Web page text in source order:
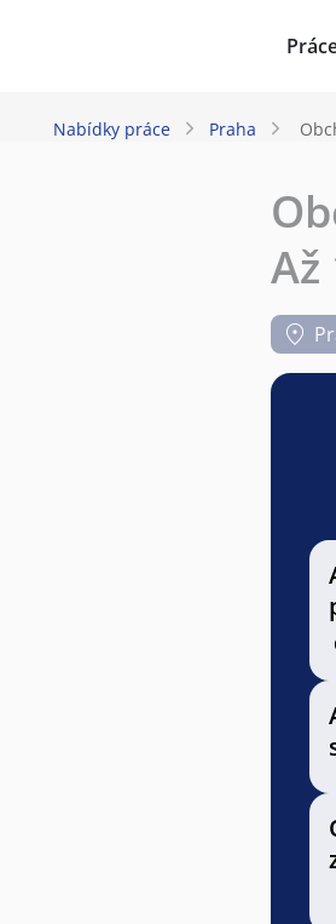
Nabídky práce Praha
Až